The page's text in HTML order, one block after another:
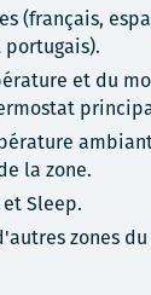
(français,
et du
la zone.
Sleep.
zones